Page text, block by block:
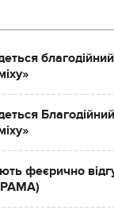
феєрично